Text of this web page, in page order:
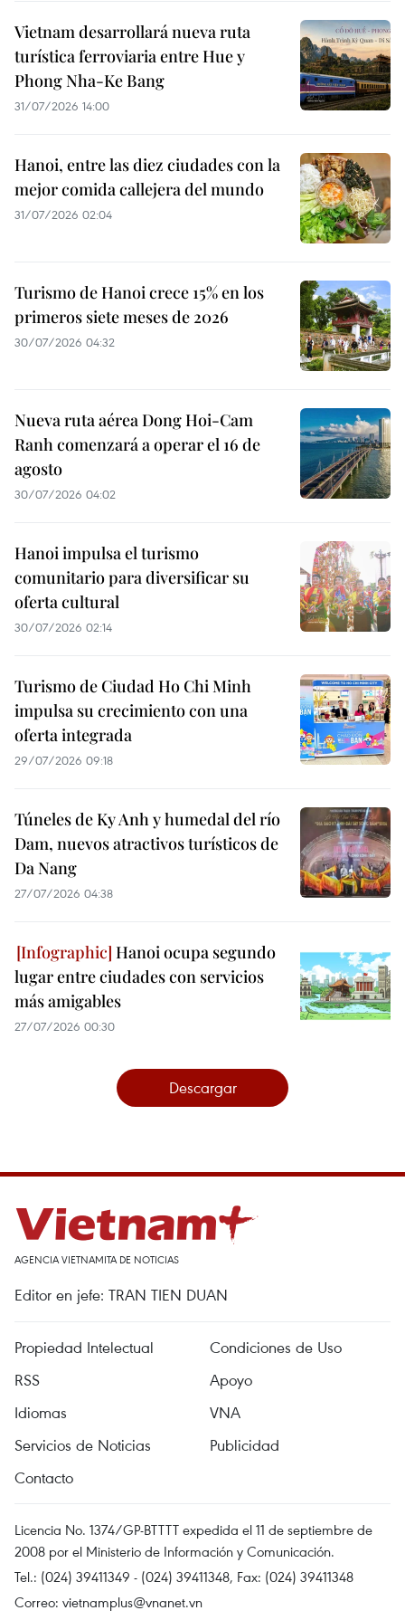
Vietnam desarrollará nueva ruta
turística ferroviaria entre Hue y
Phong Nha-Ke Bang
31/07/2026 14:00
Hanoi, entre las diez ciudades con la
mejor comida callejera del mundo
31/07/2026 02:04
Turismo de Hanoi crece 15% en los
primeros siete meses de 2026
30/07/2026 04:32
Nueva ruta aérea Dong Hoi-Cam
Ranh comenzará a operar el 16 de
agosto
30/07/2026 04:02
Hanoi impulsa el turismo
comunitario para diversificar su
oferta cultural
30/07/2026 02:14
Turismo de Ciudad Ho Chi Minh
impulsa su crecimiento con una
oferta integrada
29/07/2026 09:18
Túneles de Ky Anh y humedal del río
Dam, nuevos atractivos turísticos de
Da Nang
27/07/2026 04:38
Hanoi ocupa segundo
lugar entre ciudades con servicios
más amigables
27/07/2026 00:30
Descargar
AGENCIA VIETNAMITA DE NOTICIAS
Editor en jefe: TRAN TIEN DUAN
Propiedad Intelectual
Condiciones de Uso
RSS
Apoyo
Idiomas
VNA
Servicios de Noticias
Publicidad
Contacto
Licencia No. 1374/GP-BTTTT expedida el 11 de septiembre de
2008 por el Ministerio de Información y Comunicación.
Tel.: (024) 39411349 - (024) 39411348, Fax: (024) 39411348
Correo: vietnamplus@vnanet.vn